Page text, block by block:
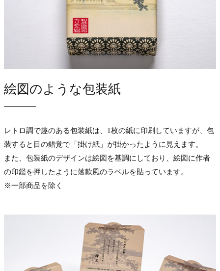
絵図のような包装紙
レトロ調で趣のある包装紙は、1枚の紙に印刷していますが、包
装すると目の錯覚で「掛け紙」が掛かったように見えます。
また、包装紙のデザインは絵図を基調にしており、絵図に作者
の印鑑を押したように落款風のラベルを貼っています。
※一部商品を除く